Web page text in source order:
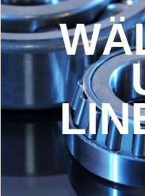
KARRIERE
DOWNLOADS
KONTAKT